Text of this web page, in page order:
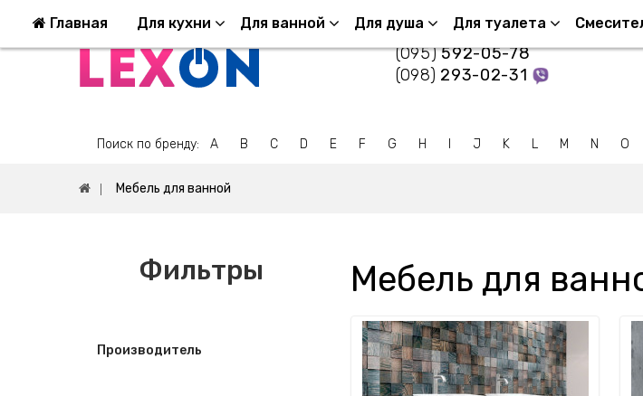
Оплата и Доставка
(095)592-05-78
(098) 293-02-31
Главная Для кухни Для ванной Для душа Для туалета
Поиск по бренду: A B C D E F G H J K L M N O
Мебель для ванной
Мебель для
Фильтры
Производитель